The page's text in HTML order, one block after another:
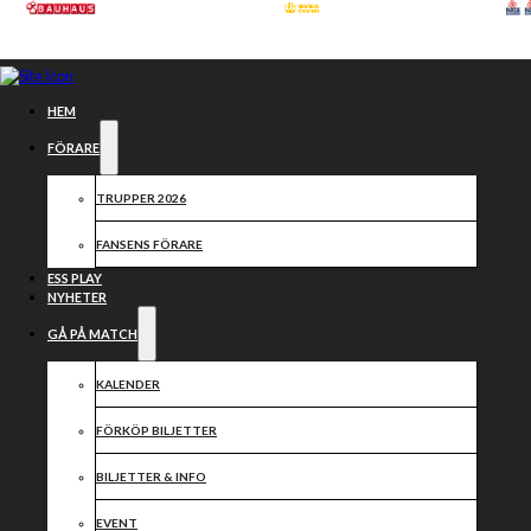
Hoppa till huvudinnehåll
HEM
FÖRARE
TRUPPER 2026
FANSENS FÖRARE
ESS PLAY
NYHETER
GÅ PÅ MATCH
KALENDER
FÖRKÖP BILJETTER
BILJETTER & INFO
EVENT
PRIVAT-
SPONSOR